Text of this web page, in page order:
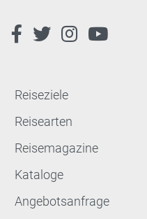
Reiseziele
Reisearten
Reisemagazine
Kataloge
Angebotsanfrage